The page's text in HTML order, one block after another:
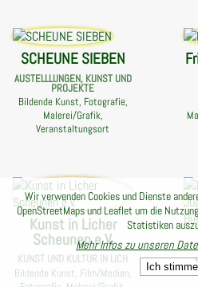
Wir verwenden Cookies und Dienste
OpenStreetMaps und Leaflet um die
Statistiken
Mehr Infos zu unseren
Ich
SCHEUNE SIEBEN
AUSTELLLUNGEN, KUNST UND
PROJEKTE
Bildende Kunst, Fotografie,
Malerei/Grafik,
Veranstaltungsort
Kunst in Licher
Scheunen e.V.
KUNST UND KULTUR IN LICH
Bildende Kunst, Film/Medien,